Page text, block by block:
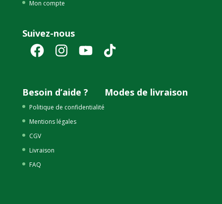
Mon compte
Suivez-nous
FacebookInstagramYouTube TikTok
Besoin d’aide ?
Politique de confidentialité
Mentions légales
CGV
Livraison
FAQ
Modes de livraison